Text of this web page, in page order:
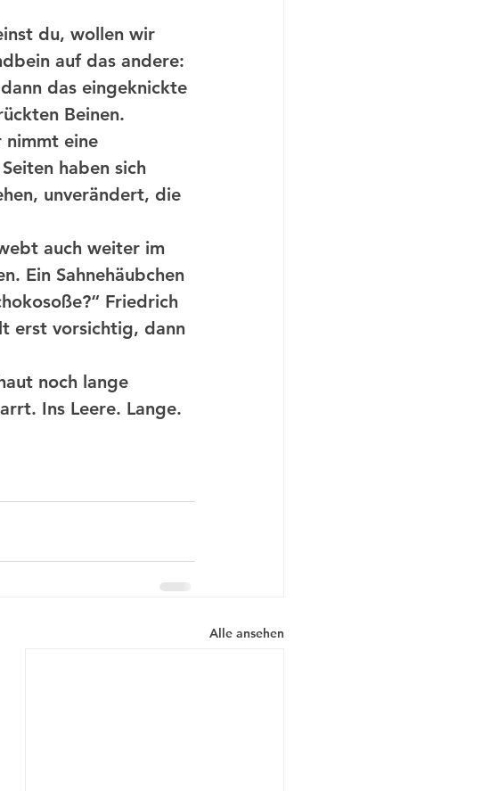
auf das andere:
das eingeknickte
Beinen.
nimmt eine
haben sich
unverändert, die
auch weiter im
Ein Sahnehäubchen
Friedrich
erst vorsichtig, dann
noch lange
Ins Leere. Lange.
Alle ansehen